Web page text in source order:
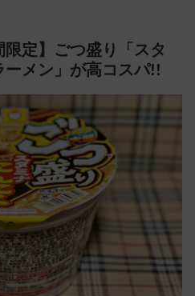
定】ごつ盛り「スタ
ーメン」が高コスパ!!